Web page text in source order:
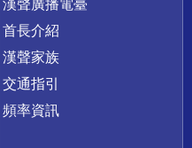
漢聲廣播電臺
首長介紹
漢聲家族
交通指引
頻率資訊